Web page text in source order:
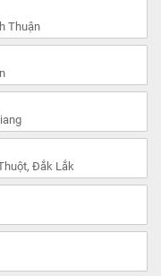
Thuận
Đắk Lắk